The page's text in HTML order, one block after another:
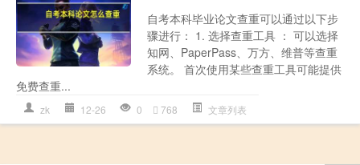
自考本科毕业论文查重可以通过以下步
骤进行： 1. 选择查重工具 ： 可以选择
知网、PaperPass、万方、维普等查重
系统。 首次使用某些查重工具可能提供
免费查重...
zk 12-26 0 768 文章列表